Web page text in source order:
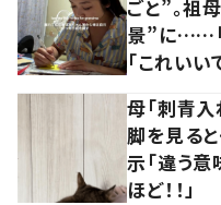
ごと”。祖
景”に……「
「これいい
母「刺青入
脚を見る
示「違う意
ほど！！」